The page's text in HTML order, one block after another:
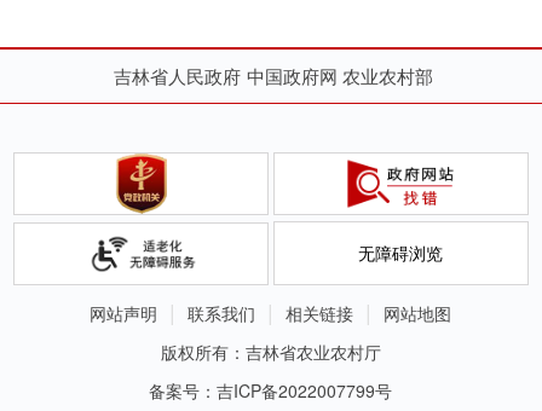
吉林省人民政府 中国政府网 农业农村部
无障碍浏览
网站声明 联系我们 相关链接
网站地图
版权所有：吉林省农业农村厅
备案号：吉ICP备2022007799号